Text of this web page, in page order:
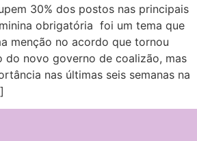
30% dos postos nas principais
obrigatória foi um tema que
menção no acordo que tornou
do novo governo de coalizão, mas
nas últimas seis semanas na